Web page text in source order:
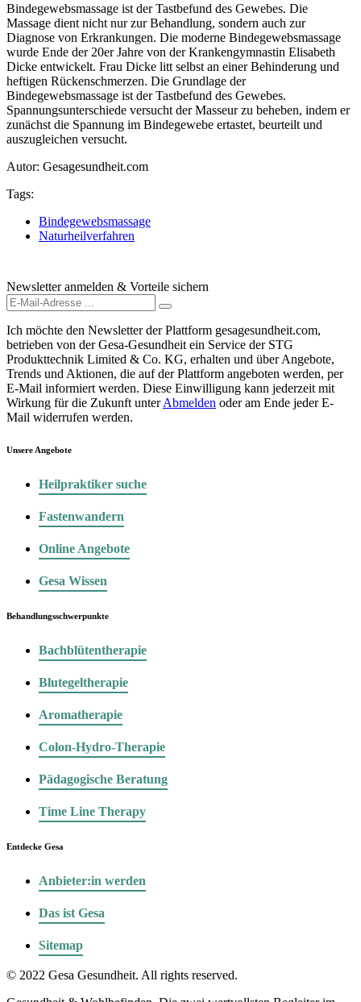
Bindegewebsmassage ist der Tastbefund des Gewebes. Die
Massage dient nicht nur zur Behandlung, sondern auch zur
Diagnose von Erkrankungen. Die moderne Bindegewebsmassage
wurde Ende der 20er Jahre von der Krankengymnastin Elisabeth
Dicke entwickelt. Frau Dicke litt selbst an einer Behinderung und
heftigen Rückenschmerzen. Die Grundlage der
Bindegewebsmassage ist der Tastbefund des Gewebes.
Spannungsunterschiede versucht der Masseur zu beheben, indem er
zunächst die Spannung im Bindegewebe ertastet, beurteilt und
auszugleichen versucht.
Autor: Gesagesundheit.com
Tags:
Bindegewebsmassage
Naturheilverfahren
Newsletter anmelden & Vorteile sichern
Ich möchte den Newsletter der Plattform gesagesundheit.com,
betrieben von der Gesa-Gesundheit ein Service der STG
Produkttechnik Limited & Co. KG, erhalten und über Angebote,
Trends und Aktionen, die auf der Plattform angeboten werden, per
E-Mail informiert werden. Diese Einwilligung kann jederzeit mit
Wirkung für die Zukunft unterAbmelden oder am Ende jeder E-
Mail widerrufen werden.
Unsere Angebote
Heilpraktiker suche
Fastenwandern
Online Angebote
Gesa Wissen
Behandlungsschwerpunkte
Bachblütentherapie
Blutegeltherapie
Aromatherapie
Colon-Hydro-Therapie
Pädagogische Beratung
Time Line Therapy
Entdecke Gesa
Anbieter:in werden
Das ist Gesa
Sitemap
© 2022 Gesa Gesundheit. All rights reserved.